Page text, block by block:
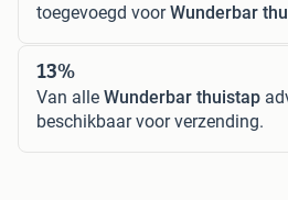
toegevoegd voorWunderbar
13%
Van alle Wunderbar thuistap
beschikbaar voor verzending.